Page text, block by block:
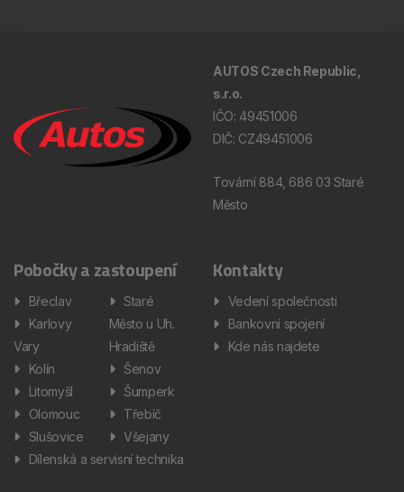
AUTOS Czech Republic,
s.r.o.
IČO: 49451006
DIČ: CZ49451006
Tovární 884, 686 03 Staré
Město
Pobočky a zastoupení
Břeclav
Karlovy
Vary
Kolín
Litomyšl
Olomouc
Slušovice
Staré
Město u Uh.
Hradiště
Šenov
Šumperk
Třebíč
Všejany
Dílenská a servisní technika
Kontakty
Vedení společnosti
Bankovní spojení
Kde nás najdete